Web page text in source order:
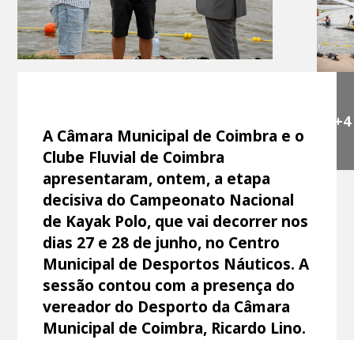
+4
A Câmara Municipal de Coimbra e o
Clube Fluvial de Coimbra
apresentaram, ontem, a etapa
decisiva do Campeonato Nacional
de Kayak Polo, que vai decorrer nos
dias 27 e 28 de junho, no Centro
Municipal de Desportos Náuticos. A
sessão contou com a presença do
vereador do Desporto da Câmara
Municipal de Coimbra, Ricardo Lino.